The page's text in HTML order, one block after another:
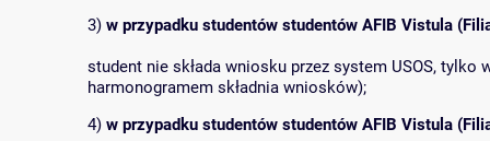
3) w przypadku studentów studentów AFIB Vistula
student nie składa wniosku przez system USOS,
harmonogramem składnia wniosków);
4) w przypadku studentów studentów AFIB Vistula